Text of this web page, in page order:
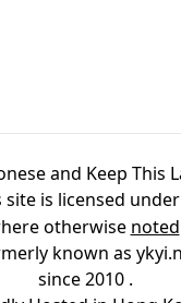
and Keep This
is licensed under
otherwise noted
known as
since 2010 .